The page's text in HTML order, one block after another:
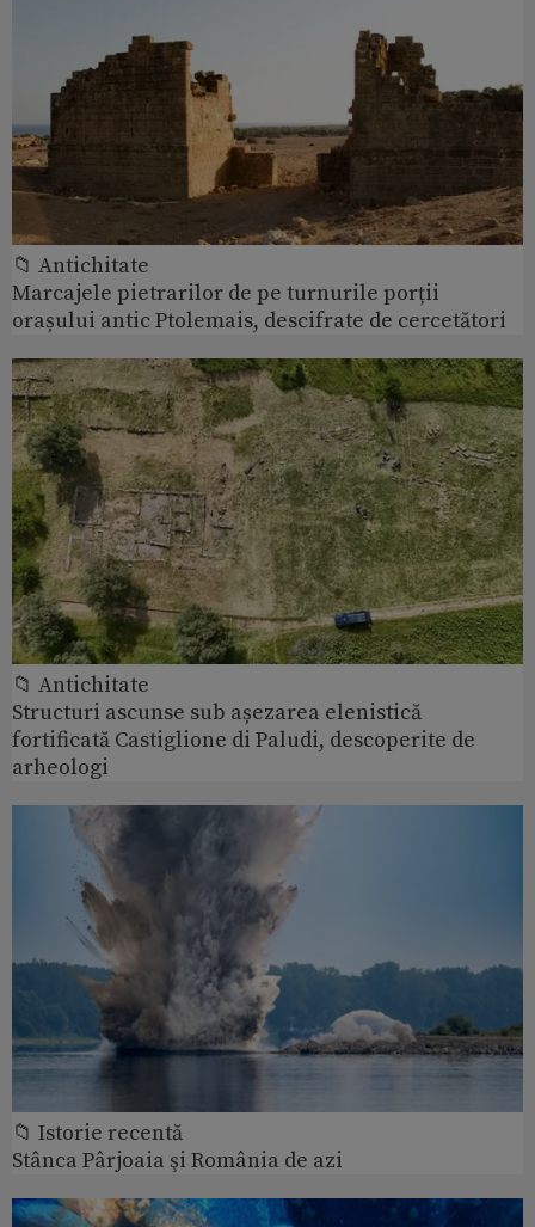
📁 Antichitate
Marcajele pietrarilor de pe turnurile porții
orașului antic Ptolemais, descifrate de cercetători
📁 Antichitate
Structuri ascunse sub așezarea elenistică
fortificată Castiglione di Paludi, descoperite de
arheologi
📁 Istorie recentă
Stânca Pârjoaia şi România de azi